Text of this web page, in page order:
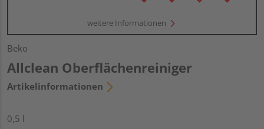
weitere Informationen
Beko
Allclean Oberflächenreiniger
Artikelinformationen
0,5 l